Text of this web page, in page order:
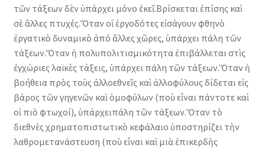
τῶν τάξεων δὲν ὑπάρχει μόνο ἐκεῖ.Βρίσκεται ἐπίσης καὶ
σὲ ἄλλες πτυχές.Ὅταν οἱ ἐργοδότες εἰσάγουν φθηνὸ
ἐργατικὸ δυναμικὸ ἀπό ἄλλες χῶρες, ὑπάρχει πάλη τῶν
τάξεων.Ὅταν ἡ πολυπολιτισμικότητα ἐπιβάλλεται στὶς
ἐγχώριες λαϊκὲς τάξεις, ὑπάρχει πάλη τῶν τάξεων.Ὅταν ἡ
βοήθεια πρὸς τοὺς ἀλλοεθνεῖς καὶ ἀλλοφύλους δίδεται εἰς
βάρος τῶν γηγενῶν καὶ ὁμοφύλων (ποὺ εἶναι πάντοτε καὶ
οἱ πιὸ φτωχοί), ὑπάρχειπάλη τῶν τάξεων.Ὅταν τὸ
διεθνὲς χρηματοπιστωτικὸ κεφάλαιο ὑποστηρίζει τὴν
λαθρομετανάστευση (ποὺ εἶναι καὶ μιὰ ἐπικερδὴς